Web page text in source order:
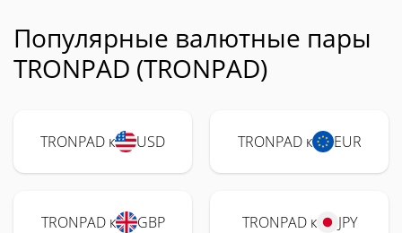
Популярные валютные пары
TRONPAD (TRONPAD)
TRONPAD к USD TRONPAD к EUR
TRONPAD к GBP TRONPAD к JPY